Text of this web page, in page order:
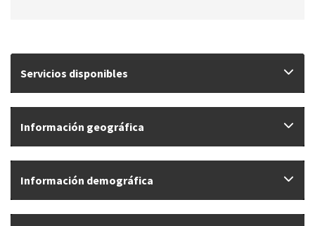
Servicios disponibles
Información geográfica
Información demográfica